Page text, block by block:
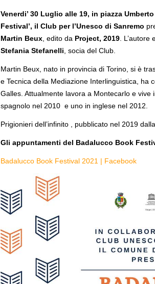
Venerdi’ 30 Luglio alle 19, in piazza
Festival’, il Club per l’Unesco di Sanremo
Martin Beux , edito da Project, 2019 .
Stefania Stefanelli , socia del Club.
Martin Beux, nato in provincia di Torino, si è
e Tecnica della Mediazione Interlinguistica, ha
Galles. Attualmente lavora a Montecarlo e
spagnolo nel 2010 e uno in inglese nel 2012.
Prigionieri dell’infinito , pubblicato nel 2019
Gli appuntamenti del Badalucco Book
Badalucco Book Festival 2021 | Facebook